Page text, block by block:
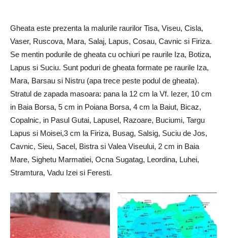
Gheata este prezenta la malurile raurilor Tisa, Viseu, Cisla,
Vaser, Ruscova, Mara, Salaj, Lapus, Cosau, Cavnic si Firiza.
Se mentin podurile de gheata cu ochiuri pe raurile Iza, Botiza,
Lapus si Suciu. Sunt poduri de gheata formate pe raurile Iza,
Mara, Barsau si Nistru (apa trece peste podul de gheata).
Stratul de zapada masoara: pana la 12 cm la Vf. Iezer, 10 cm
in Baia Borsa, 5 cm in Poiana Borsa, 4 cm la Baiut, Bicaz,
Copalnic, in Pasul Gutai, Lapusel, Razoare, Buciumi, Targu
Lapus si Moisei,3 cm la Firiza, Busag, Salsig, Suciu de Jos,
Cavnic, Sieu, Sacel, Bistra si Valea Viseului, 2 cm in Baia
Mare, Sighetu Marmatiei, Ocna Sugatag, Leordina, Luhei,
Stramtura, Vadu Izei si Feresti.